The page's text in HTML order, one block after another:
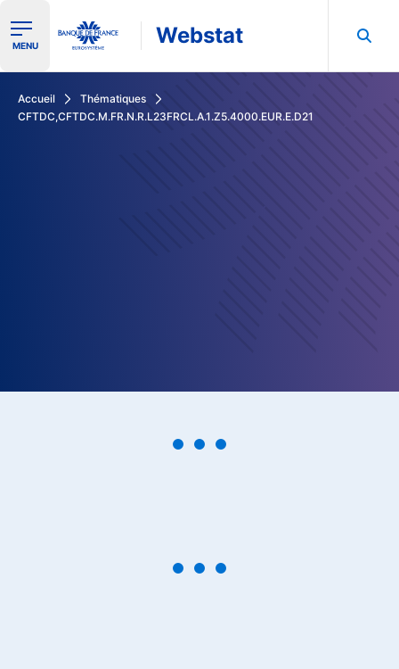
Ouvrir le menu de navigation
MENU Webstat
Accueil
Thématiques
CFTDC,CFTDC.M.FR.N.R.L23FRCL.A.1.Z5.4000.EUR.E.D21